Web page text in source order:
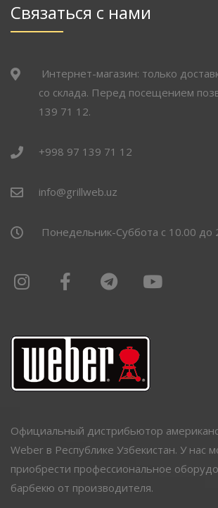
Связаться с нами
Интернет-магазин: только
со склада. Перед посещением
139 71 12.
+998 97 139 71 12
info@grillweb.uz
Понедельник-Суббота с 10.00 до
Официальный дистрибьютор
Weber в Республике Узбекистан. У нас
приобрести профессиональное
барбекю от производителя.